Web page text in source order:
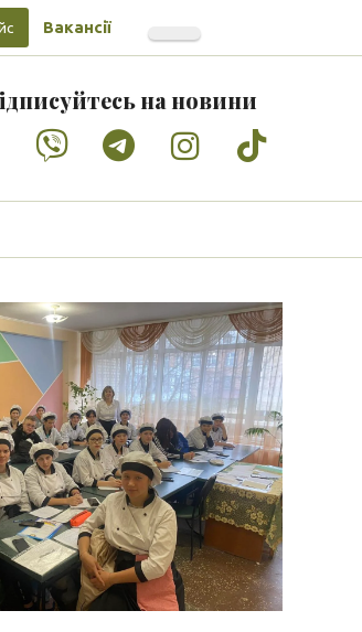
Вакансії
на новини
Facebook
VimeoTumblrInstagram
Tiktok